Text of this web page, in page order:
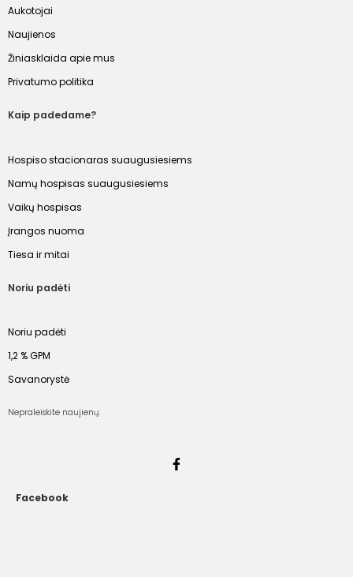
Aukotojai
Naujienos
Žiniasklaida apie mus
Privatumo politika
Kaip padedame?
Hospiso stacionaras suaugusiesiems
Namų hospisas suaugusiesiems
Vaikų hospisas
Įrangos nuoma
Tiesa ir mitai
Noriu padėti
Noriu padėti
1,2 % GPM
Savanorystė
Nepraleiskite naujienų:
Facebook